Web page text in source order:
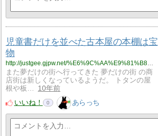
児童書だけを並べた古本屋の本棚は宝
物
また夢だけの街へ行ってきた 夢だけの街 の商
店街は新しくなっているようだ。 トタンの屋
根や板…
10年前
いいね！
0 あらっち